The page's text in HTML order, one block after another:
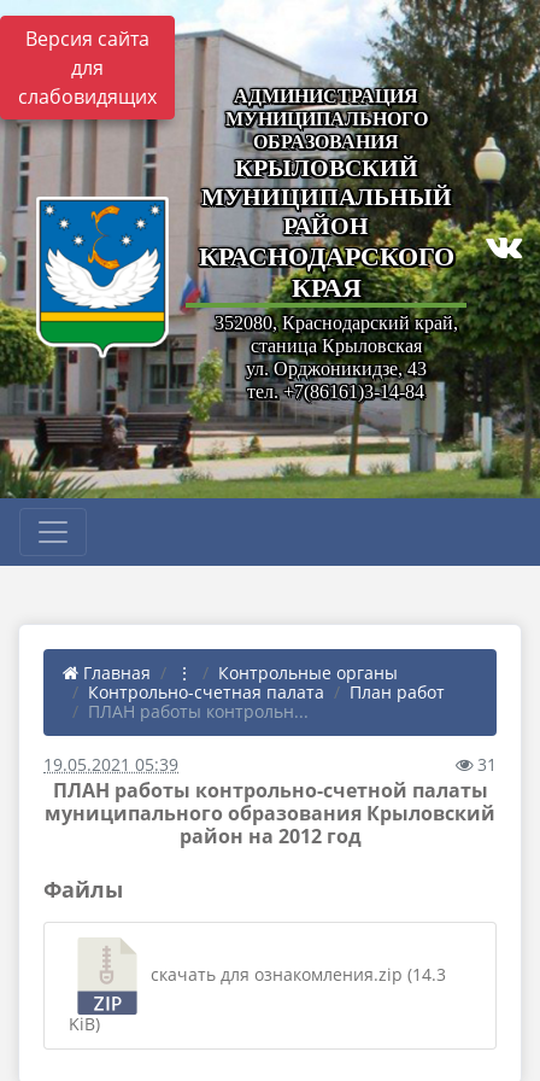
Версия сайта
для
слабовидящих
АДМИНИСТРАЦИЯ
МУНИЦИПАЛЬНОГО
ОБРАЗОВАНИЯ
КРЫЛОВСКИЙ
МУНИЦИПАЛЬНЫЙ
РАЙОН
КРАСНОДАРСКОГО
КРАЯ
352080, Краснодарский край,
станица Крыловская
ул. Орджоникидзе, 43
тел. +7(86161)3-14-84
Главная ⋮
Контрольные органы
Контрольно-счетная палата
План работ
ПЛАН работы контрольн...
19.05.2021 05:39 31
ПЛАН работы контрольно-счетной палаты
муниципального образования Крыловский
район на 2012 год
Файлы
скачать для ознакомления.zip (14.3
KiB)